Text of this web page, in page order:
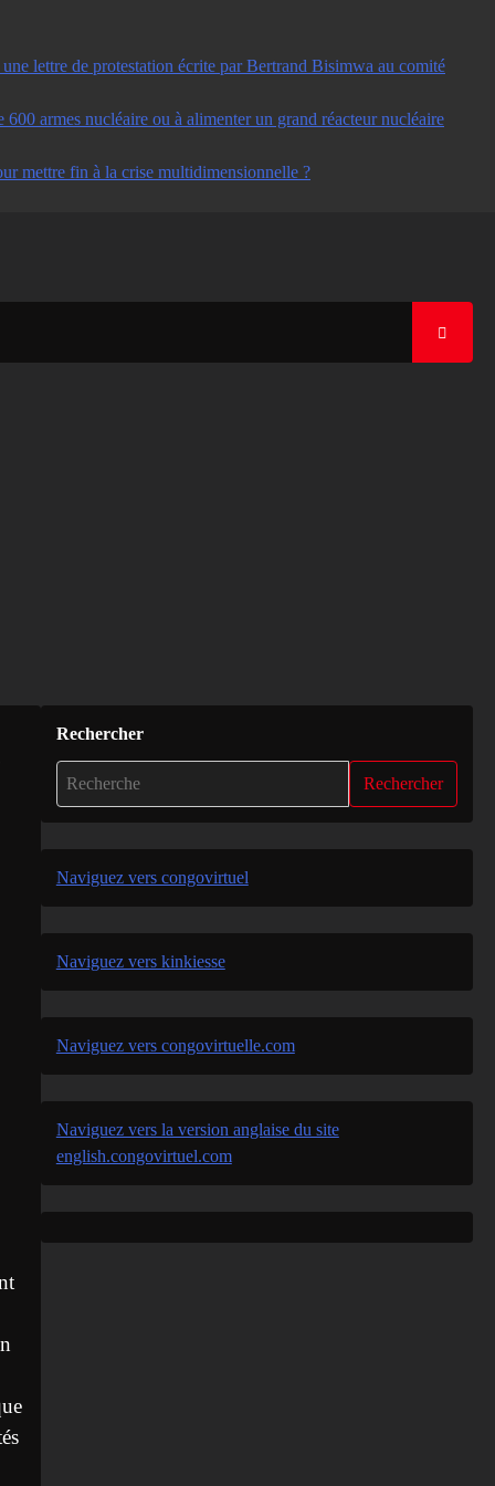
lettre de protestation écrite par Bertrand Bisimwa au comité
armes nucléaire ou à alimenter un grand réacteur nucléaire
mettre fin à la crise multidimensionnelle ?
Rechercher
Rechercher
Naviguez vers congovirtuel
Naviguez vers kinkiesse
Naviguez vers congovirtuelle.com
Naviguez vers la version anglaise du site
english.congovirtuel.com